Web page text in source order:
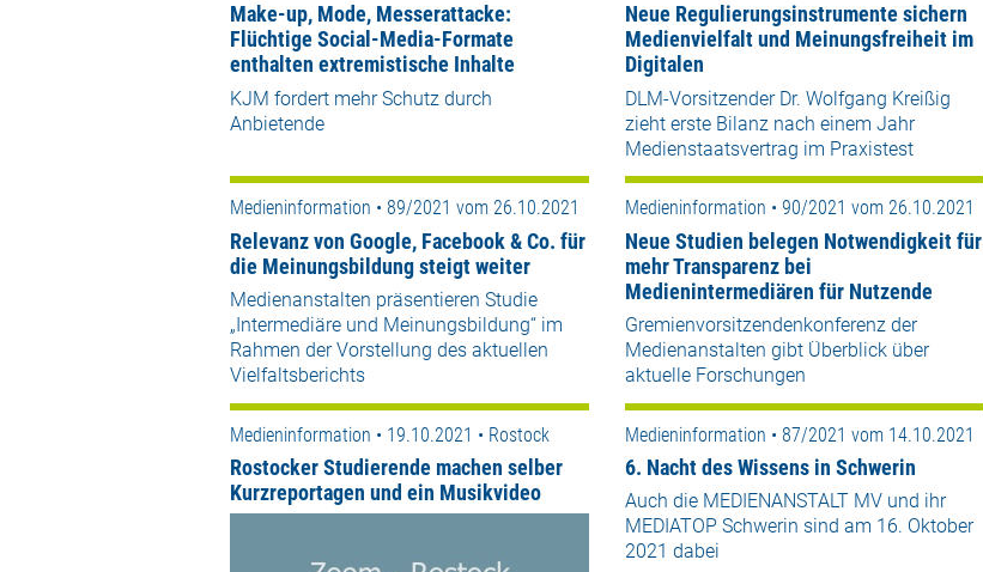
Make-up, Mode, Messerattacke:
Flüchtige Social-Media-Formate
enthalten extremistische Inhalte
KJM fordert mehr Schutz durch
Anbietende
Neue Regulierungsinstrumente sichern
Medienvielfalt und Meinungsfreiheit im
Digitalen
DLM-Vorsitzender Dr. Wolfgang Kreißig
zieht erste Bilanz nach einem Jahr
Medienstaatsvertrag im Praxistest
Medieninformation • 89/2021 vom 26.10.2021
Relevanz von Google, Facebook & Co. für
die Meinungsbildung steigt weiter
Medienanstalten präsentieren Studie
„Intermediäre und Meinungsbildung“ im
Rahmen der Vorstellung des aktuellen
Vielfaltsberichts
Medieninformation • 90/2021 vom 26.10.2021
Neue Studien belegen Notwendigkeit für
mehr Transparenz bei
Medienintermediären für Nutzende
Gremienvorsitzendenkonferenz der
Medienanstalten gibt Überblick über
aktuelle Forschungen
Medieninformation • 19.10.2021 • Rostock
Rostocker Studierende machen selber
Kurzreportagen und ein Musikvideo
Medieninformation • 87/2021 vom 14.10.2021
6. Nacht des Wissens in Schwerin
Auch die MEDIENANSTALT MV und ihr
MEDIATOP Schwerin sind am 16. Oktober
2021 dabei